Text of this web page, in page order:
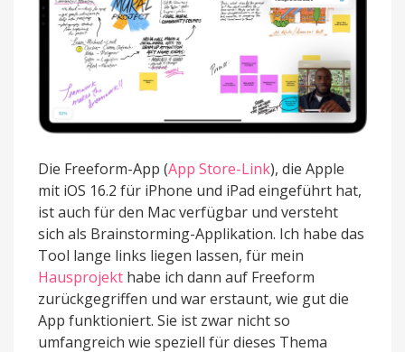
Die Freeform-App (App Store-Link), die Apple
mit iOS 16.2 für iPhone und iPad eingeführt hat,
ist auch für den Mac verfügbar und versteht
sich als Brainstorming-Applikation. Ich habe das
Tool lange links liegen lassen, für mein
Hausprojekt habe ich dann auf Freeform
zurückgegriffen und war erstaunt, wie gut die
App funktioniert. Sie ist zwar nicht so
umfangreich wie speziell für dieses Thema